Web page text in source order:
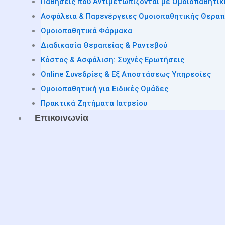
Ασφάλεια & Παρενέργειες Ομοιοπαθητικής
Ομοιοπαθητικά Φάρμακα
Διαδικασία Θεραπείας & Ραντεβού
Κόστος & Ασφάλιση: Συχνές Ερωτήσεις
Online Συνεδρίες & Εξ Αποστάσεως Υπηρεσίες
Ομοιοπαθητική για Ειδικές Ομάδες
Πρακτικά Ζητήματα Ιατρείου
Επικοινωνία